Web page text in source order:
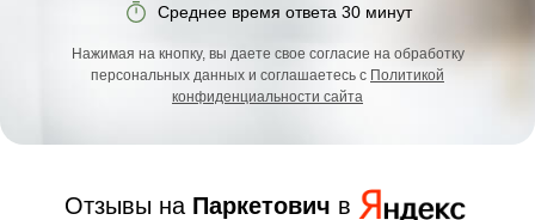
Среднее время ответа 30 минут
Нажимая на кнопку, вы даете свое согласие на обработку
персональных данных и соглашаетесь с Политикой
конфиденциальности сайта
Отзывы на Паркетович в